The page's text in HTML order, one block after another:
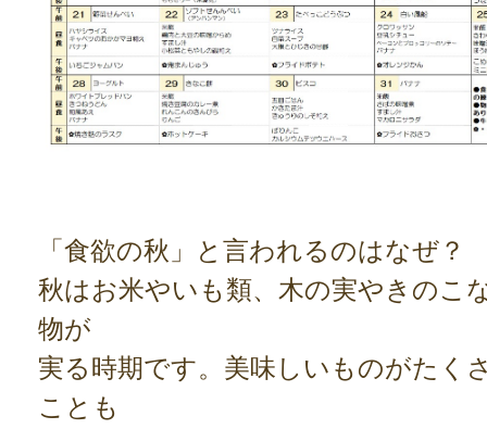
「食欲の秋」と言われるのはなぜ？
秋はお米やいも類、木の実やきのこ
物が
実る時期です。美味しいものがたく
ことも